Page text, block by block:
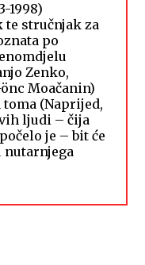
1998)
stručnjak za
po
Zenko,
Moačanin)
(Naprijed,
ljudi – čija
je – bit će
nutarnjega